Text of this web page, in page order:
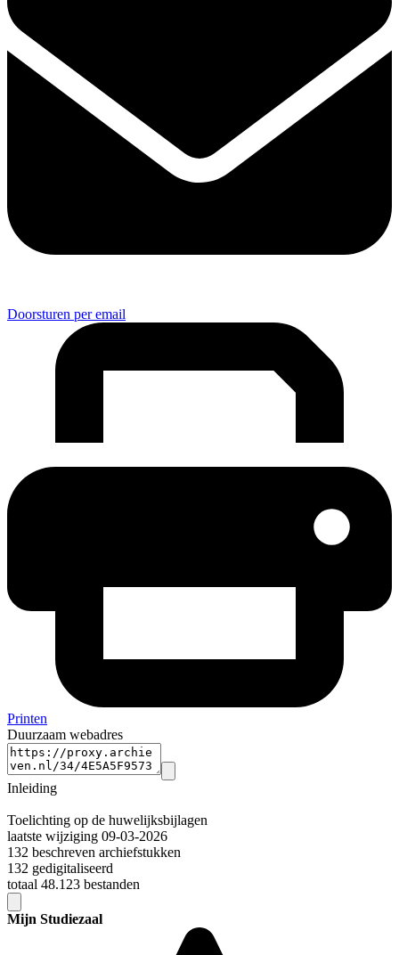
Doorsturen per email
Printen
Duurzaam webadres
Inleiding
Toelichting op de huwelijksbijlagen
laatste wijziging 09-03-2026
132 beschreven archiefstukken
132 gedigitaliseerd
totaal 48.123 bestanden
Mijn Studiezaal